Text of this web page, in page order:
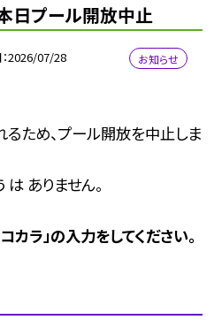
本日プール開放中止
2026/07/28 お知らせ
るため、プール開放を中止しま
ありません。
ラ」の入力をしてください。